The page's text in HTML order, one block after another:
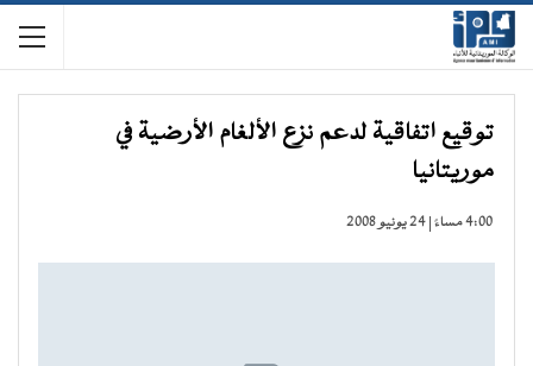
توقيع اتفاقية لدعم نزع الألغام الأرضية في
موريتانيا
4:00 مساءً | 24 يونيو 2008